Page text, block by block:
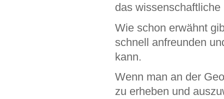
das
Wie schon erwähnt
schnell anfreunden
kann.
Wenn man an der
zu erheben und